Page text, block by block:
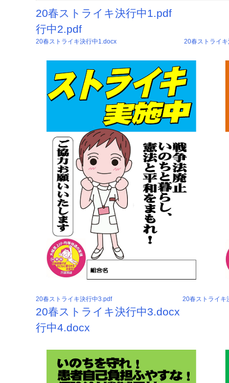
20春ストライキ決
行中2.pdf
20春ストライキ決行中1.docx 20春ストライ
20春ストライキ決行中3.pdf 20春ストライキ
20春ストライキ決行
行中4.docx